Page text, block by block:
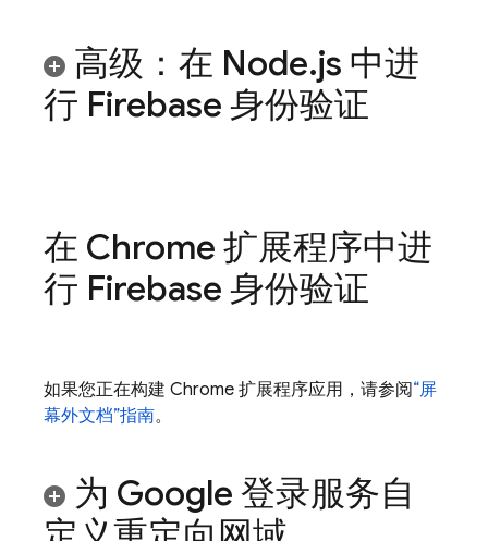
高级：在 Node.js 中进
行 Firebase 身份验证
在 Chrome 扩展程序中进
行 Firebase 身份验证
如果您正在构建 Chrome 扩展程序应用，请参阅“屏
幕外文档”指南。
为 Google 登录服务自